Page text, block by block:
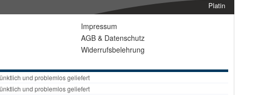
Platin
Impressum
AGB & Datenschutz
Widerrufsbelehrung